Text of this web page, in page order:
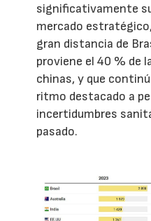
significativamente
mercado
gran distancia de
proviene el 40 % de
chinas, y que
ritmo destacado a
incertidumbres
pasado.